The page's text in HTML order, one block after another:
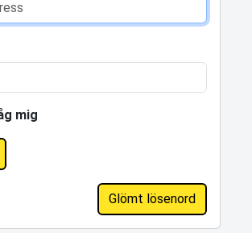
mig
Glömt lösenord